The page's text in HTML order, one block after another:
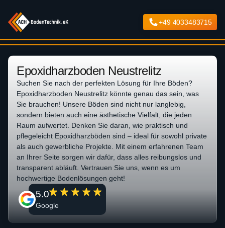
+49 4033483715
Epoxidharzboden Neustrelitz
Suchen Sie nach der perfekten Lösung für Ihre Böden?
Epoxidharzboden Neustrelitz könnte genau das sein, was
Sie brauchen! Unsere Böden sind nicht nur langlebig,
sondern bieten auch eine ästhetische Vielfalt, die jeden
Raum aufwertet. Denken Sie daran, wie praktisch und
pflegeleicht Epoxidharzböden sind – ideal für sowohl private
als auch gewerbliche Projekte. Mit einem erfahrenen Team
an Ihrer Seite sorgen wir dafür, dass alles reibungslos und
transparent abläuft. Vertrauen Sie uns, wenn es um
hochwertige Bodenlösungen geht!
5.0
Google